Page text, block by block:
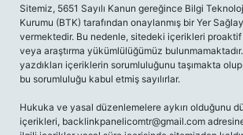
Sitemiz, 5651 Sayılı Kanun gereğince Bilgi
Kurumu (BTK) tarafından onaylanmış bir Yer
vermektedir. Bu nedenle, sitedeki içerikleri
veya araştırma yükümlülüğümüz
yazdıkları içeriklerin sorumluluğunu taşımakta
bu sorumluluğu kabul etmiş sayılırlar.
Hukuka ve yasal düzenlemelere aykırı olduğunu
içerikleri, backlinkpanelicomtr@gmail.com